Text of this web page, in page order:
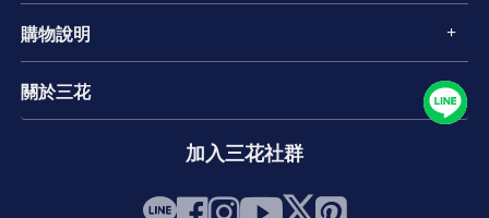
購物說明
關於三花
加入三花社群